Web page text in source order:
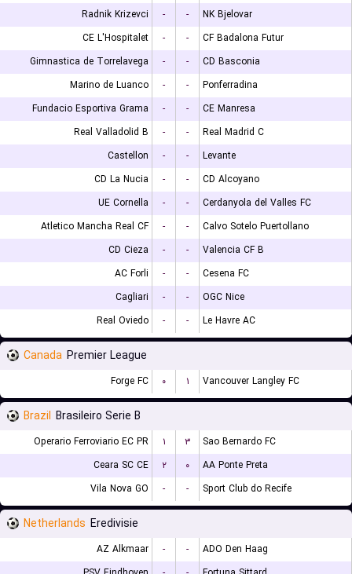
Radnik Krizevci
- -
NK Bjelovar
CE L'Hospitalet
- -
CF Badalona Futur
Gimnastica de Torrelavega
- -
CD Basconia
Marino de Luanco
- -
Ponferradina
Fundacio Esportiva Grama
- -
CE Manresa
Real Valladolid B
- -
Real Madrid C
Castellon
- -
Levante
CD La Nucia
- -
CD Alcoyano
UE Cornella
- -
Cerdanyola del Valles FC
Atletico Mancha Real CF
- -
Calvo Sotelo Puertollano
CD Cieza
- -
Valencia CF B
AC Forli
- -
Cesena FC
Cagliari
- -
OGC Nice
Real Oviedo
- - Le Havre AC
Canada Premier League
Forge FC ۰ ۱ Vancouver Langley FC
Brazil Brasileiro Serie B
Operario Ferroviario EC PR ۱ ۳
Sao Bernardo FC
Ceara SC CE
۲ ۰
AA Ponte Preta
Vila Nova GO
- - Sport Club do Recife
Netherlands Eredivisie
AZ Alkmaar - -
ADO Den Haag